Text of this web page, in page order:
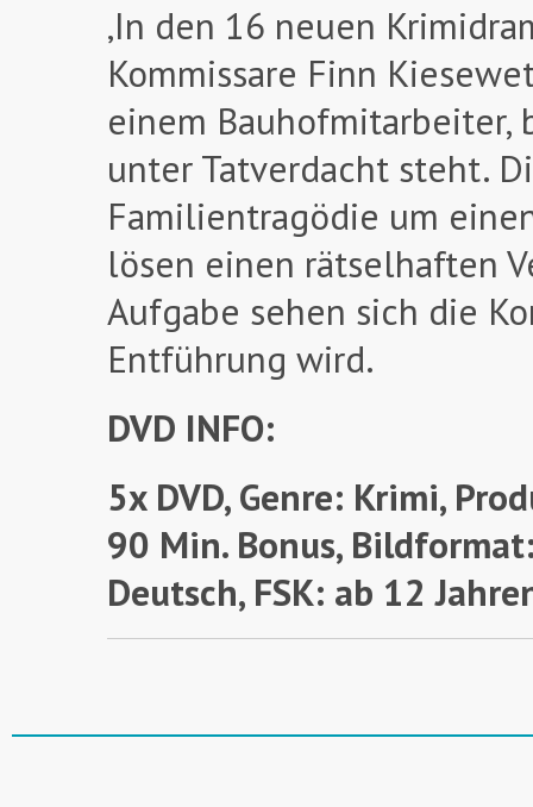
‚In den 16 neuen
Kommissare Finn
einem Bauhofmitarbeiter,
unter Tatverdacht steht.
Familientragödie um
lösen einen rätselhaften
Aufgabe sehen sich die
Entführung wird.
DVD INFO:
5x DVD, Genre: Krimi,
90 Min. Bonus,
Deutsch, FSK: ab 12